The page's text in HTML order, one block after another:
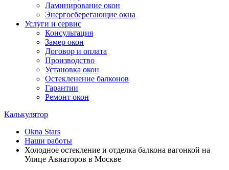
Ламинирование окон
Энергосберегающие окна
Услуги и сервис
Консультация
Замер окон
Договор и оплата
Производство
Установка окон
Остекленение балконов
Гарантии
Ремонт окон
Калькулятор
Okna Stars
Наши работы
Холодное остекление и отделка балкона вагонкой на
Улице Авиаторов в Москве